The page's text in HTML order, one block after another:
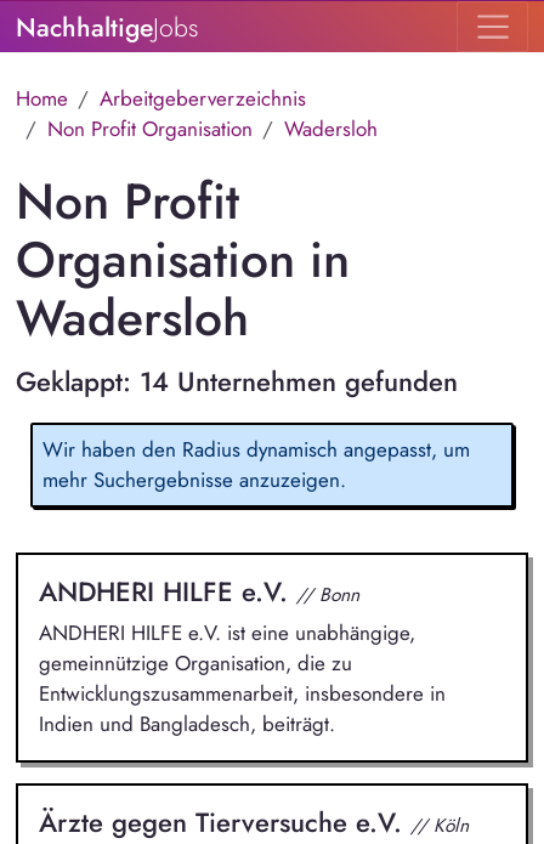
NachhaltigeJobs
Home
Arbeitgeberverzeichnis
Non Profit Organisation
Wadersloh
Non Profit
Organisation in
Wadersloh
Geklappt: 14 Unternehmen gefunden
Wir haben den Radius dynamisch angepasst, um
mehr Suchergebnisse anzuzeigen.
ANDHERI HILFE e.V. // Bonn
ANDHERI HILFE e.V. ist eine unabhängige,
gemeinnützige Organisation, die zu
Entwicklungszusammenarbeit, insbesondere in
Indien und Bangladesch, beiträgt.
Ärzte gegen Tierversuche e.V. // Köln